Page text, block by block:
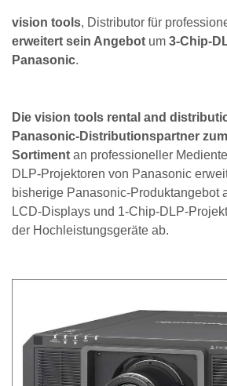
vision tools, Distributor für
erweitert sein Angebot um 3-Chip-
Panasonic.
Die vision tools rental and
Panasonic-Distributionspartner
Sortiment an professioneller
DLP-Projektoren von Panasonic
bisherige Panasonic-Produktangebot
LCD-Displays und 1-Chip-DLP-
der Hochleistungsgeräte ab.